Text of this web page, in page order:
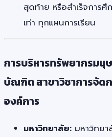
สุดท้าย หรือสำเร็จการ
เท่า ทุกแผนการเรียน
การบริหารทรัพยากรม
บัณฑิต สาขาวิชาการจัด
องค์การ
มหาวิทยาลัย: มหาวิทย